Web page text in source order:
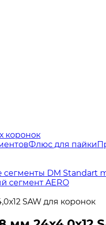
коронок
Флюс для пайки
DM Standart
сегмент AERO
SAW для коронок